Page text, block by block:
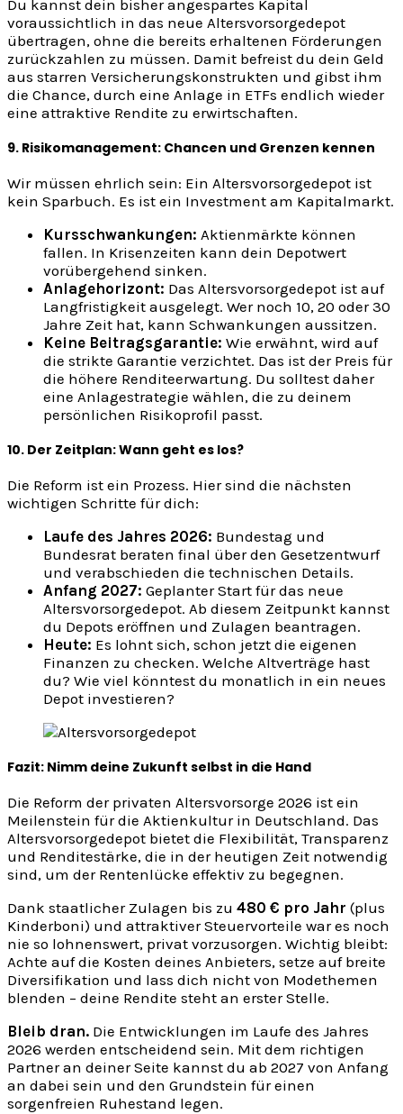
Du kannst dein bisher angespartes Kapital
voraussichtlich in das neue Altersvorsorgedepot
übertragen, ohne die bereits erhaltenen Förderungen
zurückzahlen zu müssen. Damit befreist du dein Geld
aus starren Versicherungskonstrukten und gibst ihm
die Chance, durch eine Anlage in ETFs endlich wieder
eine attraktive Rendite zu erwirtschaften.
9. Risikomanagement: Chancen und Grenzen kennen
Wir müssen ehrlich sein: Ein Altersvorsorgedepot ist
kein Sparbuch. Es ist ein Investment am Kapitalmarkt.
Kursschwankungen: Aktienmärkte können
fallen. In Krisenzeiten kann dein Depotwert
vorübergehend sinken.
Anlagehorizont: Das Altersvorsorgedepot ist auf
Langfristigkeit ausgelegt. Wer noch 10, 20 oder 30
Jahre Zeit hat, kann Schwankungen aussitzen.
Keine Beitragsgarantie: Wie erwähnt, wird auf
die strikte Garantie verzichtet. Das ist der Preis für
die höhere Renditeerwartung. Du solltest daher
eine Anlagestrategie wählen, die zu deinem
persönlichen Risikoprofil passt.
10. Der Zeitplan: Wann geht es los?
Die Reform ist ein Prozess. Hier sind die nächsten
wichtigen Schritte für dich:
Laufe des Jahres 2026: Bundestag und
Bundesrat beraten final über den Gesetzentwurf
und verabschieden die technischen Details.
Anfang 2027: Geplanter Start für das neue
Altersvorsorgedepot. Ab diesem Zeitpunkt kannst
du Depots eröffnen und Zulagen beantragen.
Heute: Es lohnt sich, schon jetzt die eigenen
Finanzen zu checken. Welche Altverträge hast
du? Wie viel könntest du monatlich in ein neues
Depot investieren?
Fazit: Nimm deine Zukunft selbst in die Hand
Die Reform der privaten Altersvorsorge 2026 ist ein
Meilenstein für die Aktienkultur in Deutschland. Das
Altersvorsorgedepot bietet die Flexibilität, Transparenz
und Renditestärke, die in der heutigen Zeit notwendig
sind, um der Rentenlücke effektiv zu begegnen.
Dank staatlicher Zulagen bis zu 480 € pro Jahr (plus
Kinderboni) und attraktiver Steuervorteile war es noch
nie so lohnenswert, privat vorzusorgen. Wichtig bleibt:
Achte auf die Kosten deines Anbieters, setze auf breite
Diversifikation und lass dich nicht von Modethemen
blenden – deine Rendite steht an erster Stelle.
Bleib dran. Die Entwicklungen im Laufe des Jahres
2026 werden entscheidend sein. Mit dem richtigen
Partner an deiner Seite kannst du ab 2027 von Anfang
an dabei sein und den Grundstein für einen
sorgenfreien Ruhestand legen.